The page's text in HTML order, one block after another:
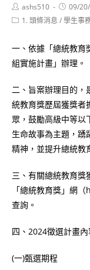
Post
author:
ashs510
Post09/
Post1. 頭條消息 /學生事
一、依據「總統教育
組實施計畫」辦理。
二、旨案辦理目的
統教育獎歷屆獲獎者
眾，鼓勵高級中等以
生命故事為主題，踴
精神，並提升總統教
三、有關總統教育獎
「總統教育獎」網
查詢。
四、2024徵選計畫內
(一)甄選期程